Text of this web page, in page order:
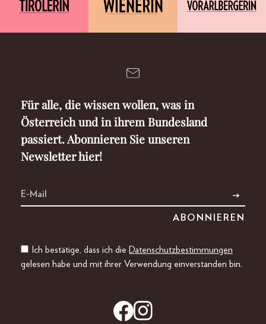
Für alle, die wissen wollen, was in
Österreich und in ihrem Bundesland
passiert. Abonnieren Sie unseren
Newsletter hier!
Ich bestätige, dass ich die Datenschutzbestimmungen
gelesen habe und mit ihrer Verwendung einverstanden bin.